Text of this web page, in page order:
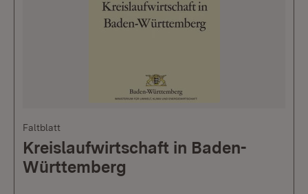
Faltblatt
Kreislaufwirtschaft in Baden-
Württemberg